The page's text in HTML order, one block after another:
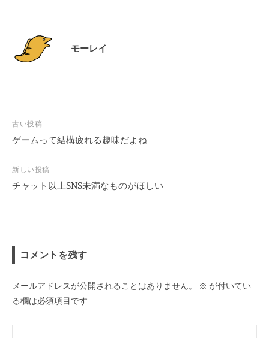
モーレイ
投
稿
ビ
ゲ
ン
古い投稿
ゲームって結構疲れる趣味だよね
新しい投稿
チャット以上SNS未満なものがほしい
コメントを残す
メールアドレスが公開されることはありません。 ※ が付いてい
る欄は必須項目です